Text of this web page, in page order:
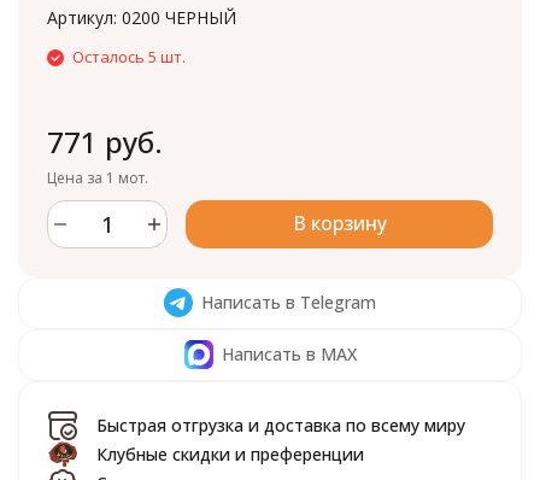
Артикул: 0200 ЧЕРНЫЙ
Осталось 5 шт.
771 руб.
Цена за 1 мот.
В корзину
Написать в Telegram
Написать в MAX
Быстрая отгрузка и доставка по всему миру
Клубные скидки и преференции